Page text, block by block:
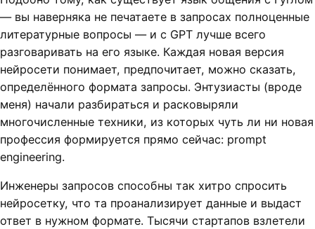
— вы наверняка не печатаете в запросах полноценные
литературные вопросы — и с GPT лучше всего
разговаривать на его языке. Каждая новая версия
нейросети понимает, предпочитает, можно сказать,
определённого формата запросы. Энтузиасты (вроде
меня) начали разбираться и расковыряли
многочисленные техники, из которых чуть ли ни новая
профессия формируется прямо сейчас: prompt
engineering.
Инженеры запросов способны так хитро спросить
нейросетку, что та проанализирует данные и выдаст
ответ в нужном формате. Тысячи стартапов взлетели